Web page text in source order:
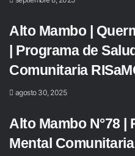
Alto Mambo |
| Programa de
Comunitaria
agosto 30, 2025
Alto Mambo N°78 |
Mental